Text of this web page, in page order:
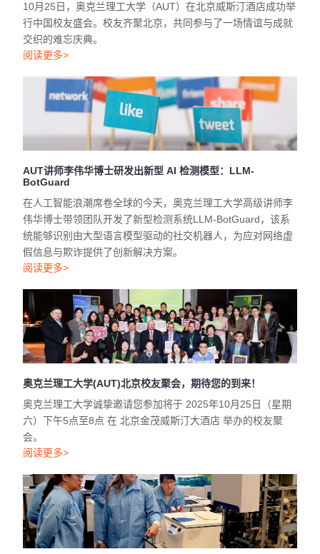
10月25日，奥克兰理工大学（AUT）在北京威斯汀酒店成功举
行中国校友盛会。校友齐聚北京，共同参与了一场情谊与成就
交织的难忘庆典。
阅读更多>
AUT讲师李伟华博士研发出新型 AI 检测模型：LLM-
BotGuard
在人工智能浪潮席卷全球的今天，奥克兰理工大学高级讲师李
伟华博士带领团队开发了新型检测系统LLM-BotGuard，该系
统能够识别由大型语言模型驱动的社交机器人，为应对网络虚
假信息与欺诈提供了创新解决方案。
阅读更多>
奥克兰理工大学(AUT)北京校友聚会，期待您的到来！
奥克兰理工大学诚挚邀请您参加将于 2025年10月25日（星期
六）下午5点至8点 在 北京金茂威斯汀大酒店 举办的校友聚
会。
阅读更多>